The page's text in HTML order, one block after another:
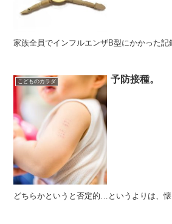
家族全員でインフルエンザB型にかかった記
こどものカラダ 予防接種。
どちらかというと否定的…というよりは、懐